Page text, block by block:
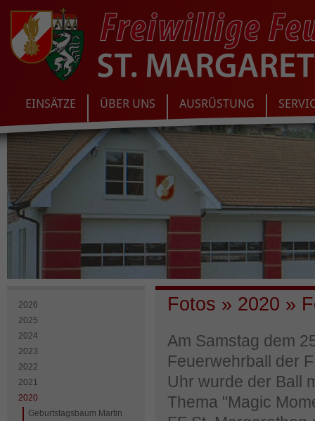
EINSÄTZE ÜBER UNS AUSRÜSTUNG
2026
2025
2024
2023
2022
2021
2020
Geburtstagsbaum Martin
Fotos » 2020 »
Am Samstag dem
Feuerwehrball der
Uhr wurde der Ball
Thema "Magic